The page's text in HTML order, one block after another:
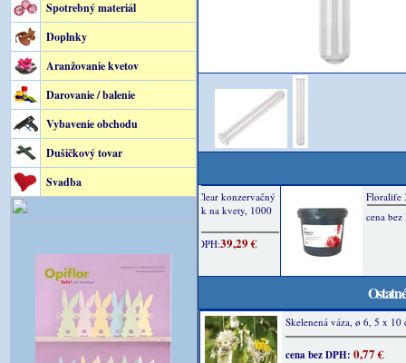
Spotrebný materiál
Doplnky
Aranžovanie kvetov
Darovanie / balenie
Vybavenie obchodu
Dušičkový tovar
Svadba
Skelenená váza, ø 6, 5 x 10
cena bez DPH: 0,77 €